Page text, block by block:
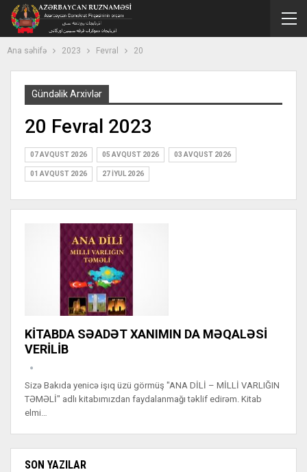
Ana səhifə 2023 Fevral 20
Gündəlik Arxivlər
20 Fevral 2023
07 AVQUST 2026 05 AVQUST 2026 03 AVQUST 2026
01 AVQUST 2026 27 İYUL 2026
KİTABDA SƏADƏT XANIMIN DA MƏQALƏSİ
VERİLİB
Sizə Bakıda yenicə işıq üzü görmüş "ANA DİLİ – MİLLİ VARLIĞIN
TƏMƏLİ" adlı kitabımızdan faydalanmağı təklif edirəm. Kitab
elmi…
SON YAZILAR